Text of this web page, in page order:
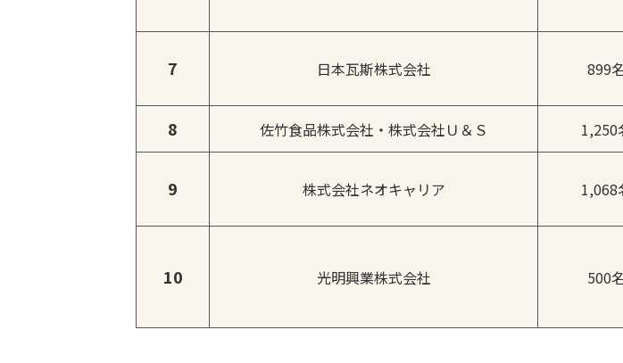
7 日本瓦斯株式会社 899
8 佐竹食品株式会社・株式会社Ｕ＆Ｓ 1,250
9 株式会社ネオキャリア 1,068
10 光明興業株式会社 500